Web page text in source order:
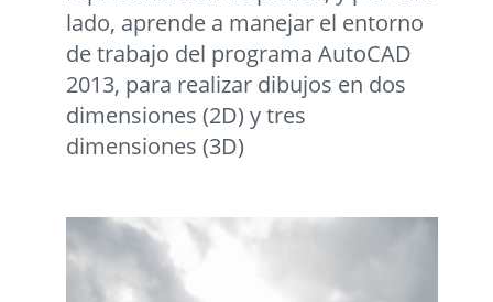
lado, aprende a manejar el entorno
de trabajo del programa AutoCAD
2013, para realizar dibujos en dos
dimensiones (2D) y tres
dimensiones (3D)